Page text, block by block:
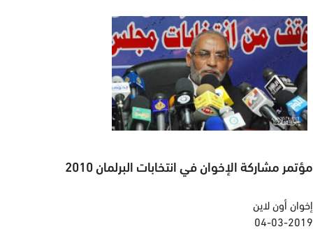
مؤتمر مشاركة الإخوان في انتخابات البرلمان 2010
إخوان أون لاين
04-03-2019